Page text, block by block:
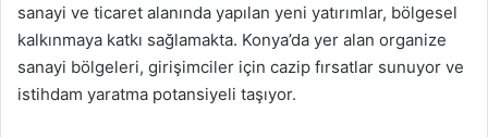
sanayi ve ticaret alanında yapılan yeni yatırımlar, bölgesel
kalkınmaya katkı sağlamakta. Konya’da yer alan organize
sanayi bölgeleri, girişimciler için cazip fırsatlar sunuyor ve
istihdam yaratma potansiyeli taşıyor.